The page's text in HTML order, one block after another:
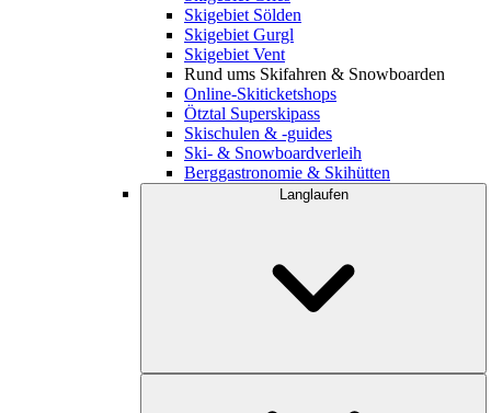
Skigebiet Sölden
Skigebiet Gurgl
Skigebiet Vent
Rund ums Skifahren & Snowboarden
Online-Skiticketshops
Ötztal Superskipass
Skischulen & -guides
Ski- & Snowboardverleih
Berggastronomie & Skihütten
Langlaufen